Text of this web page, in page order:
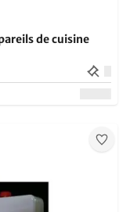
de cuisine